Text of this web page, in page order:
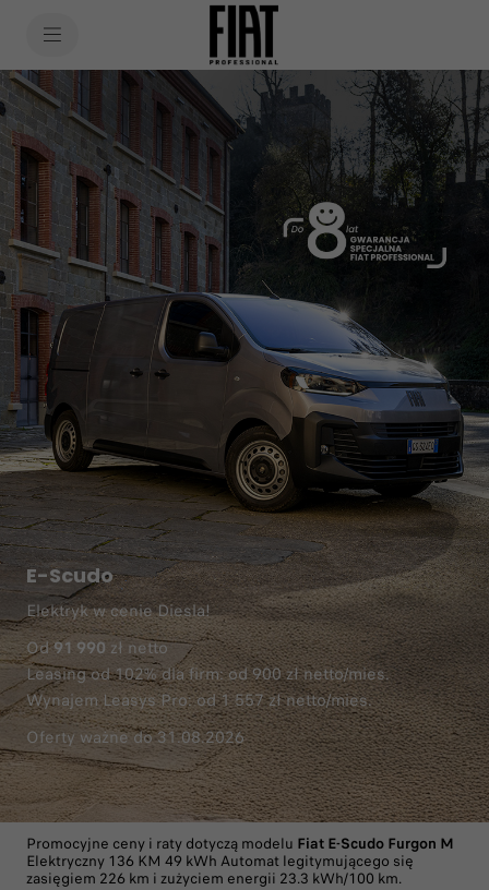
SkiptoNavigationText
E-Scudo
Elektryk w cenie Diesla!
Od91 990 zł netto
Leasing od 102% dla firm: od 900 zł netto/mies.
Wynajem Leasys Pro: od 1 557 zł netto/mies.
Oferty ważne do 31.08.2026
Promocyjne ceny i raty dotyczą modelu Fiat E-Scudo Furgon M
Elektryczny 136 KM 49 kWh Automat legitymującego się
zasięgiem 226 km i zużyciem energii 23.3 kWh/100 km.